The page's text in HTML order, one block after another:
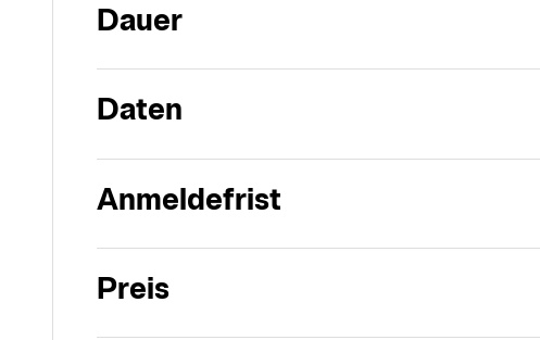
Dauer
Daten
Anmeldefrist
Preis